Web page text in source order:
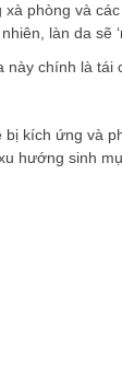
phòng và
làn da sẽ
chính là
bị kích ứng và
hướng sinh